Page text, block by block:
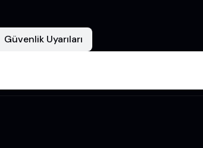
Güvenlik Uyarıları